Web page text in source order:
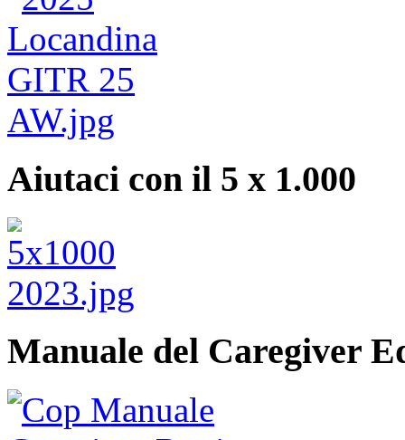
Aiutaci con il 5 x 1.000
Manuale del Caregiver